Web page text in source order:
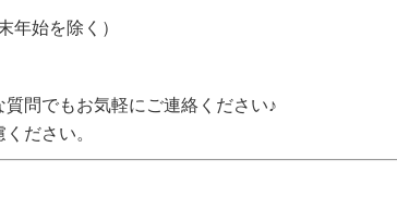
年始を除く）
問でもお気軽にご連絡ください♪
ださい。